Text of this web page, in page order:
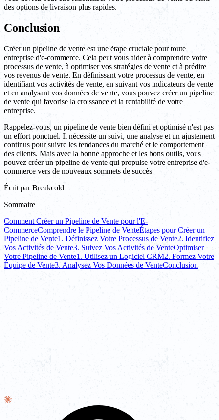
des options de livraison plus rapides.
Conclusion
Créer un pipeline de vente est une étape cruciale pour toute
entreprise d'e-commerce. Cela peut vous aider à comprendre votre
processus de vente, à optimiser vos stratégies de vente et à prédire
vos revenus de vente. En définissant votre processus de vente, en
identifiant vos activités de vente, en suivant vos indicateurs de vente
et en analysant vos données de vente, vous pouvez créer un pipeline
de vente qui favorise la croissance et la rentabilité de votre
entreprise.
Rappelez-vous, un pipeline de vente bien défini et optimisé n'est pas
un effort ponctuel. Il nécessite un suivi, une analyse et un ajustement
continus pour suivre les tendances du marché et le comportement
des clients. Mais avec la bonne approche et les bons outils, vous
pouvez créer un pipeline de vente qui propulse votre entreprise d'e-
commerce vers de nouveaux sommets de succès.
Écrit par Breakcold
Sommaire
Comment Créer un Pipeline de Vente pour l'E-
CommerceComprendre le Pipeline de VenteÉtapes pour Créer un
Pipeline de Vente1. Définissez Votre Processus de Vente2. Identifiez
Vos Activités de Vente3. Suivez Vos Activités de VenteOptimiser
Votre Pipeline de Vente1. Utilisez un Logiciel CRM2. Formez Votre
Équipe de Vente3. Analysez Vos Données de VenteConclusion